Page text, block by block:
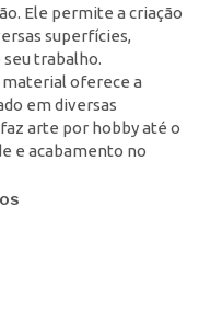
Ele permite a criação
superfícies,
trabalho.
oferece a
em diversas
arte por hobby até o
e acabamento no